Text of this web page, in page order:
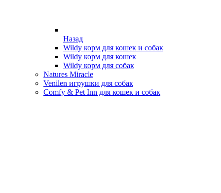
Назад
Wildy корм для кошек и собак
Wildy корм для кошек
Wildy корм для собак
Natures Miracle
Venilen игрушки для собак
Comfy & Pet Inn для кошек и собак